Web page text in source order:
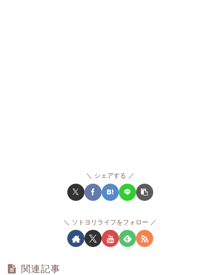
シェアする
ソトヨリライフをフォロー
関連記事